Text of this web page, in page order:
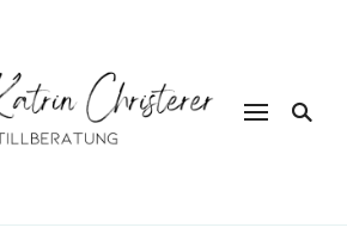
Katrin Christerer